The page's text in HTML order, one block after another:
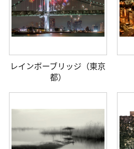
レインボーブリッジ（東京
都）